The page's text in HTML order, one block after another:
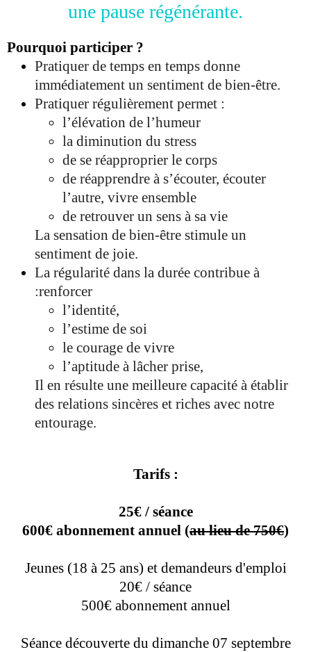
une pause régénérante.
Pourquoi participer ?
Pratiquer de temps en temps donne
immédiatement un sentiment de bien-être.
Pratiquer régulièrement permet :
l’élévation de l’humeur
la diminution du stress
de se réapproprier le corps
de réapprendre à s’écouter, écouter
l’autre, vivre ensemble
de retrouver un sens à sa vie
La sensation de bien-être stimule un
sentiment de joie.
La régularité dans la durée contribue à
:renforcer
l’identité,
l’estime de soi
le courage de vivre
l’aptitude à lâcher prise,
Il en résulte une meilleure capacité à établir
des relations sincères et riches avec notre
entourage.
Tarifs :
25€ / séance
600€ abonnement annuel (au lieu de 750€)
Jeunes (18 à 25 ans) et demandeurs d'emploi
20€ / séance
500€ abonnement annuel
Séance découverte du dimanche 07 septembre